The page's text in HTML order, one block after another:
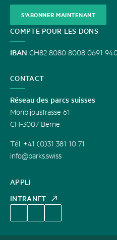
APPLI
INTRANET
S'ABONNER MAINTENANT
COMPTE POUR LES DONS
IBAN CH82 8080 8008 0691
CONTACT
Réseau des parcs suisses
Monbijoustrasse 61
CH-3007 Berne
Tél. +41 (0)31 381 10 71
info@parks.swiss